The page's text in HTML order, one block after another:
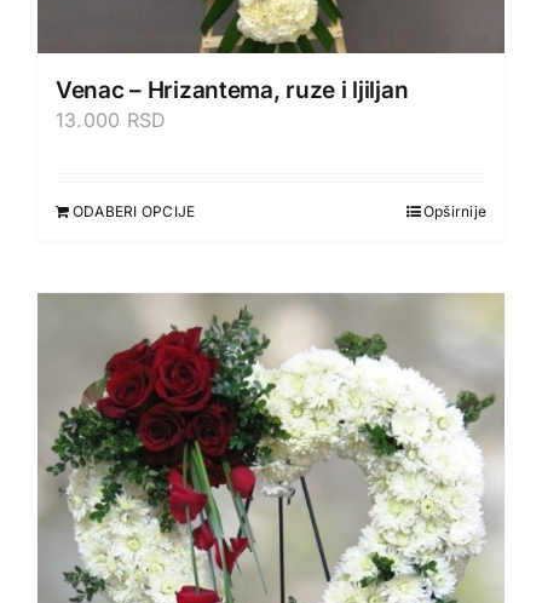
Venac – Hrizantema, ruze i ljiljan
13.000 RSD
ODABERI OPCIJE Opširnije